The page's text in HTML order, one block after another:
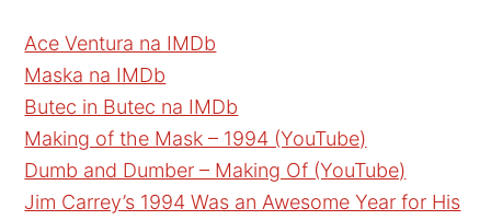
Ace Ventura na IMDb
Maska na IMDb
Butec in Butec na IMDb
Making of the Mask – 1994 (YouTube)
Dumb and Dumber – Making Of (YouTube)
Jim Carrey’s 1994 Was an Awesome Year for His